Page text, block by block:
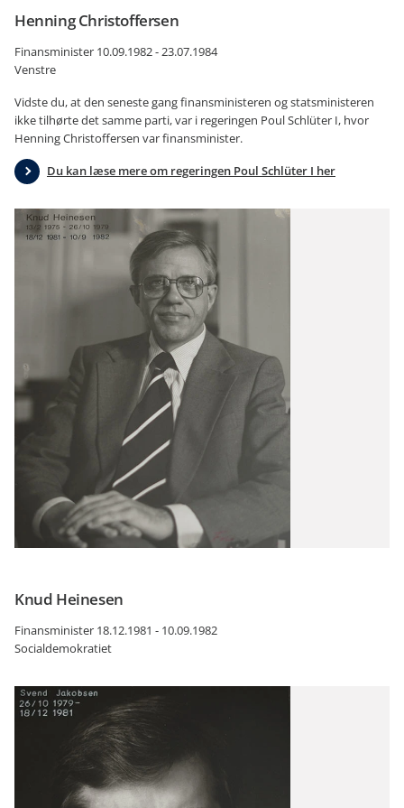
Henning Christoffersen
Finansminister 10.09.1982 - 23.07.1984
Venstre
Vidste du, at den seneste gang finansministeren og statsministeren
ikke tilhørte det samme parti, var i regeringen Poul Schlüter I, hvor
Henning Christoffersen var finansminister.
Du kan læse mere om regeringen Poul Schlüter I her
Knud Heinesen
Finansminister 18.12.1981 - 10.09.1982
Socialdemokratiet